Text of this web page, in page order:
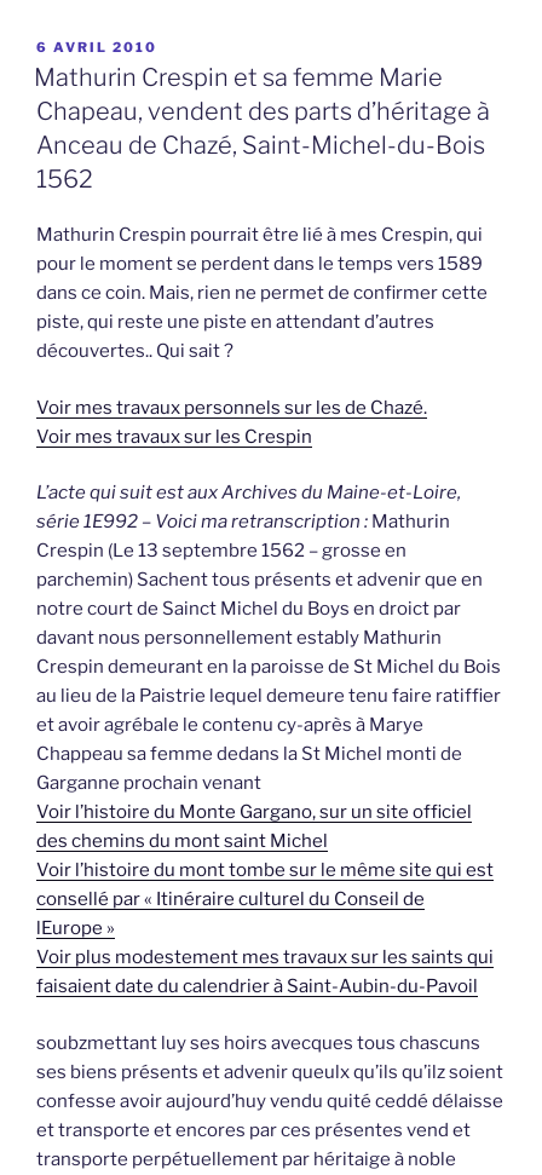
PUBLIÉ
LE
6 AVRIL 2010
Mathurin Crespin et sa femme Marie
Chapeau, vendent des parts d’héritage à
Anceau de Chazé, Saint-Michel-du-Bois
1562
Mathurin Crespin pourrait être lié à mes Crespin, qui
pour le moment se perdent dans le temps vers 1589
dans ce coin. Mais, rien ne permet de confirmer cette
piste, qui reste une piste en attendant d’autres
découvertes.. Qui sait ?
Voir mes travaux personnels sur les de Chazé.
Voir mes travaux sur les Crespin
L’acte qui suit est aux Archives du Maine-et-Loire,
série 1E992 – Voici ma retranscription : Mathurin
Crespin (Le 13 septembre 1562 – grosse en
parchemin) Sachent tous présents et advenir que en
notre court de Sainct Michel du Boys en droict par
davant nous personnellement estably Mathurin
Crespin demeurant en la paroisse de St Michel du Bois
au lieu de la Paistrie lequel demeure tenu faire ratiffier
et avoir agrébale le contenu cy-après à Marye
Chappeau sa femme dedans la St Michel monti de
Garganne prochain venant
Voir l’histoire du Monte Gargano, sur un site officiel
des chemins du mont saint Michel
Voir l’histoire du mont tombe sur le même site qui est
consellé par « Itinéraire culturel du Conseil de
lEurope »
Voir plus modestement mes travaux sur les saints qui
faisaient date du calendrier à Saint-Aubin-du-Pavoil
soubzmettant luy ses hoirs avecques tous chascuns
ses biens présents et advenir queulx qu’ils qu’ilz soient
confesse avoir aujourd’huy vendu quité ceddé délaisse
et transporte et encores par ces présentes vend et
transporte perpétuellement par héritaige à noble